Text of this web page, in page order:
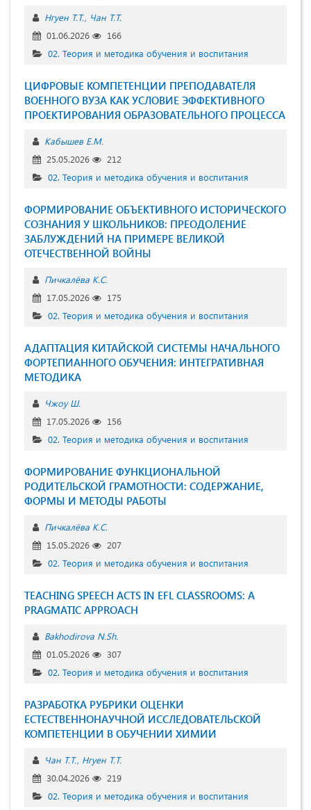
Нгуен Т.Т. Чан Т.Т.
01.06.2026
166
02. Теория и методика обучения и воспитания
ЦИФРОВЫЕ КОМПЕТЕНЦИИ ПРЕПОДАВАТЕЛЯ
ВОЕННОГО ВУЗА КАК УСЛОВИЕ ЭФФЕКТИВНОГО
ПРОЕКТИРОВАНИЯ ОБРАЗОВАТЕЛЬНОГО ПРОЦЕССА
Кабышев Е.М.
25.05.2026
212
02. Теория и методика обучения и воспитания
ФОРМИРОВАНИЕ ОБЪЕКТИВНОГО ИСТОРИЧЕСКОГО
СОЗНАНИЯ У ШКОЛЬНИКОВ: ПРЕОДОЛЕНИЕ
ЗАБЛУЖДЕНИЙ НА ПРИМЕРЕ ВЕЛИКОЙ
ОТЕЧЕСТВЕННОЙ ВОЙНЫ
Пичкалёва К.С.
17.05.2026
175
02. Теория и методика обучения и воспитания
АДАПТАЦИЯ КИТАЙСКОЙ СИСТЕМЫ НАЧАЛЬНОГО
ФОРТЕПИАННОГО ОБУЧЕНИЯ: ИНТЕГРАТИВНАЯ
МЕТОДИКА
Чжоу Ш.
17.05.2026
156
02. Теория и методика обучения и воспитания
ФОРМИРОВАНИЕ ФУНКЦИОНАЛЬНОЙ
РОДИТЕЛЬСКОЙ ГРАМОТНОСТИ: СОДЕРЖАНИЕ,
ФОРМЫ И МЕТОДЫ РАБОТЫ
Пичкалёва К.С.
15.05.2026
207
02. Теория и методика обучения и воспитания
TEACHING SPEECH ACTS IN EFL CLASSROOMS: A
PRAGMATIC APPROACH
Bakhodirova N.Sh.
01.05.2026
307
02. Теория и методика обучения и воспитания
РАЗРАБОТКА РУБРИКИ ОЦЕНКИ
ЕСТЕСТВЕННОНАУЧНОЙ ИССЛЕДОВАТЕЛЬСКОЙ
КОМПЕТЕНЦИИ В ОБУЧЕНИИ ХИМИИ
Чан Т.Т. Нгуен Т.Т.
30.04.2026
219
02. Теория и методика обучения и воспитания